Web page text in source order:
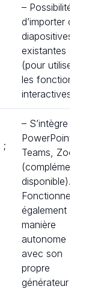
– Possibilité
d’importer des
diapositives
existantes
(pour utiliser
les fonctions
interactives).
;
– S’intègre à
PowerPoint,
Teams, Zoom
(complément
disponible). –
Fonctionne
également de
manière
autonome
avec son
propre
générateur de